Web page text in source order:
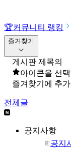
🏆커뮤니티 랭킹
즐겨찾기
게시판 제목의
아이콘을 선
즐겨찾기에 추
전체글
공지사항
공지